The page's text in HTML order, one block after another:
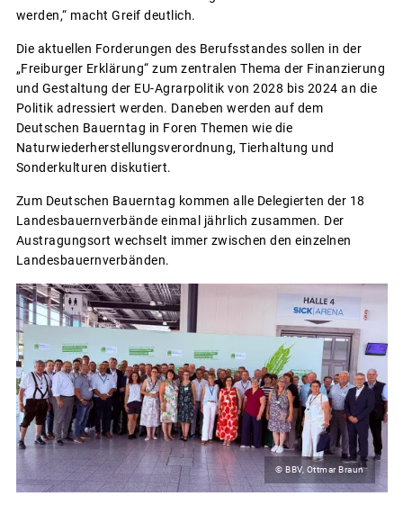
werden,“ macht Greif deutlich.
Die aktuellen Forderungen des Berufsstandes sollen in der
„Freiburger Erklärung“ zum zentralen Thema der Finanzierung
und Gestaltung der EU-Agrarpolitik von 2028 bis 2024 an die
Politik adressiert werden. Daneben werden auf dem
Deutschen Bauerntag in Foren Themen wie die
Naturwiederherstellungsverordnung, Tierhaltung und
Sonderkulturen diskutiert.
Zum Deutschen Bauerntag kommen alle Delegierten der 18
Landesbauernverbände einmal jährlich zusammen. Der
Austragungsort wechselt immer zwischen den einzelnen
Landesbauernverbänden.
© BBV, Ottmar Braun